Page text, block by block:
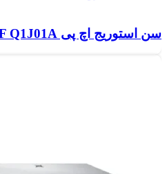
سن استوریج اچ پی MSA 2050 SFF Q1J01A